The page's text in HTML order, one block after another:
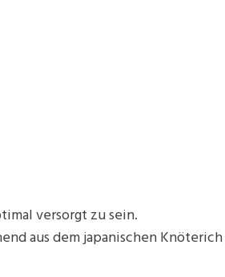
versorgt zu sein.
aus dem japanischen